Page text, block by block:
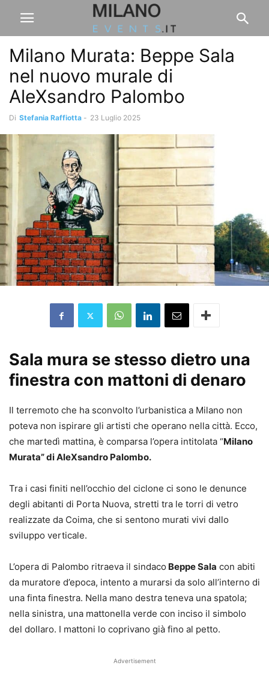
Milano Murata: Beppe Sala
nel nuovo murale di
AleXsandro Palombo
Di Stefania Raffiotta - 23 Luglio 2025
Sala mura se stesso dietro una
finestra con mattoni di denaro
Il terremoto che ha sconvolto l’urbanistica a Milano non
poteva non ispirare gli artisti che operano nella città. Ecco,
che martedì mattina, è comparsa l’opera intitolata “Milano
Murata” di AleXsandro Palombo.
Tra i casi finiti nell’occhio del ciclone ci sono le denunce
degli abitanti di Porta Nuova, stretti tra le torri di vetro
realizzate da Coima, che si sentono murati vivi dallo
sviluppo verticale.
L’opera di Palombo ritraeva il sindaco Beppe Sala con abiti
da muratore d’epoca, intento a murarsi da solo all’interno di
una finta finestra. Nella mano destra teneva una spatola;
nella sinistra, una mattonella verde con inciso il simbolo
del dollaro. I mattoni lo coprivano già fino al petto.
Advertisement